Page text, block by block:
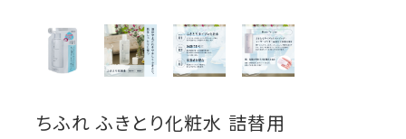
ちふれ ふきとり化粧水 詰替用